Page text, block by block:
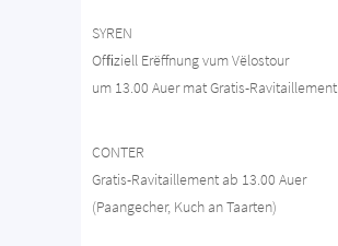
SYREN
Ofﬁziell Erëffnung vum Vëlostour
um 13.00 Auer mat Gratis-Ravitaillement
CONTER
Gratis-Ravitaillement ab 13.00 Auer
(Paangecher, Kuch an Taarten)